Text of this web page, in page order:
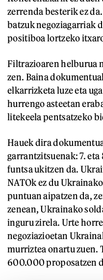
zerrenda besterik ez
batzuk negoziagarriak
positiboa lortzeko
Filtrazioaren helburua
zen. Baina
elkarrizketa luze eta
hurrengo asteetan
litekeela pentsatzeko
Hauek dira
garrantzitsuenak: 7.
funtsa ukitzen da.
NATOk ez du
puntuan aipatzen da,
zenean, Ukrainako
inguru zirela. Urte
negoziazioetan
murriztea onartu zuen.
600.000 proposatzen